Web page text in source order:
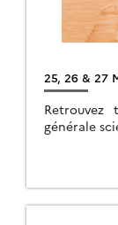
25, 26 & 27
Retrouvez
générale